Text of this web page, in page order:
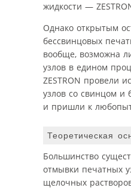
жидкости —
Однако открытым
бессвинцовых
вообще, возможна
узлов в едином
ZESTRON провели
узлов со свинцом и
и пришли к
Теоретическая
Большинство
отмывки печатных
щелочных